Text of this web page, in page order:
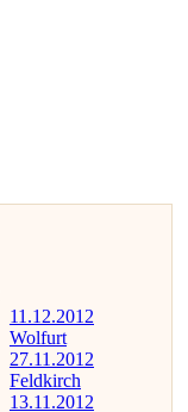
11.12.2012
Wolfurt
27.11.2012
Feldkirch
13.11.2012